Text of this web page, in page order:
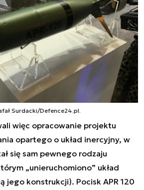
Surdacki/Defence24.pl.
więc opracowanie projektu
opartego o układ inercyjny, w
się sam pewnego rodzaju
„unieruchomiono” układ
jego konstrukcji). Pocisk APR 120